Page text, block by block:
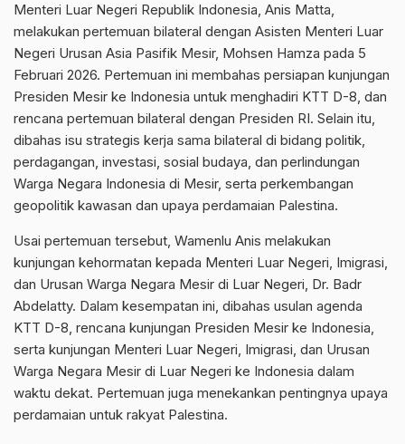
Menteri Luar Negeri Republik Indonesia, Anis Matta,
melakukan pertemuan bilateral dengan Asisten Menteri Luar
Negeri Urusan Asia Pasifik Mesir, Mohsen Hamza pada 5
Februari 2026. Pertemuan ini membahas persiapan kunjungan
Presiden Mesir ke Indonesia untuk menghadiri KTT D-8, dan
rencana pertemuan bilateral dengan Presiden RI. Selain itu,
dibahas isu strategis kerja sama bilateral di bidang politik,
perdagangan, investasi, sosial budaya, dan perlindungan
Warga Negara Indonesia di Mesir, serta perkembangan
geopolitik kawasan dan upaya perdamaian Palestina.
Usai pertemuan tersebut, Wamenlu Anis melakukan
kunjungan kehormatan kepada Menteri Luar Negeri, Imigrasi,
dan Urusan Warga Negara Mesir di Luar Negeri, Dr. Badr
Abdelatty. Dalam kesempatan ini, dibahas usulan agenda
KTT D-8, rencana kunjungan Presiden Mesir ke Indonesia,
serta kunjungan Menteri Luar Negeri, Imigrasi, dan Urusan
Warga Negara Mesir di Luar Negeri ke Indonesia dalam
waktu dekat. Pertemuan juga menekankan pentingnya upaya
perdamaian untuk rakyat Palestina.